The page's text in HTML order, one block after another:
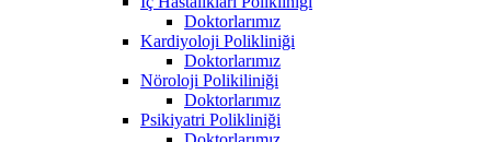
Doktorlarımız
Kardiyoloji Polikliniği
Doktorlarımız
Nöroloji Polikiliniği
Doktorlarımız
Psikiyatri Polikliniği